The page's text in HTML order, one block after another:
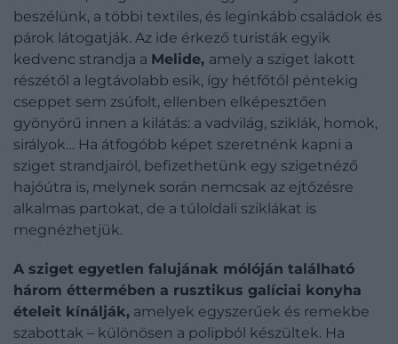
beszélünk, a többi textiles, és leginkább családok és
párok látogatják. Az ide érkező turisták egyik
kedvenc strandja a Melide, amely a sziget lakott
részétől a legtávolabb esik, így hétfőtől péntekig
cseppet sem zsúfolt, ellenben elképesztően
gyönyörű innen a kilátás: a vadvilág, sziklák, homok,
sirályok… Ha átfogóbb képet szeretnénk kapni a
sziget strandjairól, befizethetünk egy szigetnéző
hajóútra is, melynek során nemcsak az ejtőzésre
alkalmas partokat, de a túloldali sziklákat is
megnézhetjük.
A sziget egyetlen falujának mólóján található
három éttermében a rusztikus galíciai konyha
ételeit kínálják, amelyek egyszerűek és remekbe
szabottak – különösen a polipból készültek. Ha